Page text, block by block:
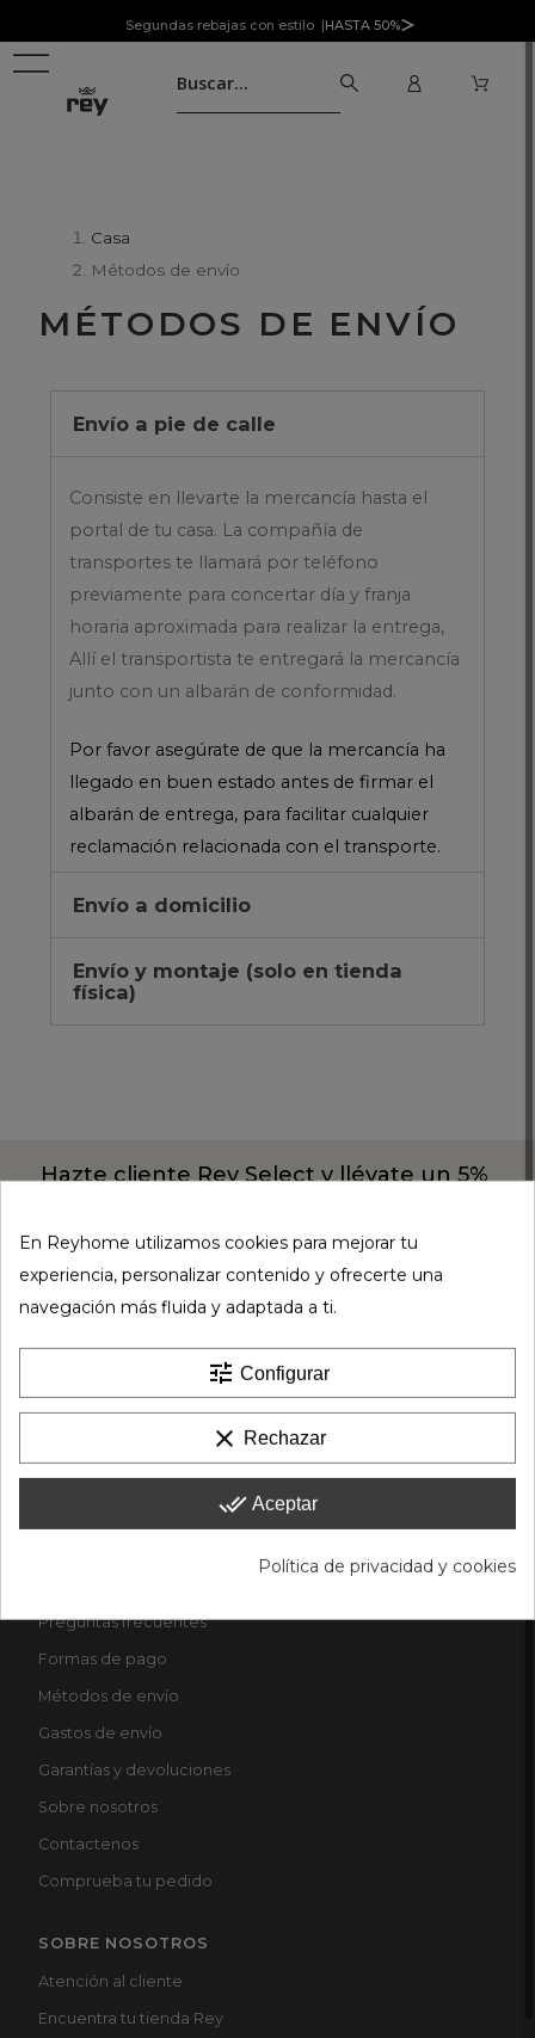
Segundas rebajas con estilo |HASTA 50%
Casa
Métodos de envío
MÉTODOS DE ENVÍO
Envío a pie de calle
Consiste en llevarte la mercancía hasta el
portal de tu casa. La compañía de
transportes te llamará por teléfono
previamente para concertar día y franja
horaria aproximada para realizar la entrega,
Allí el transportista te entregará la mercancía
junto con un albarán de conformidad.
Por favor asegúrate de que la mercancía ha
llegado en buen estado antes de firmar el
albarán de entrega, para facilitar cualquier
reclamación relacionada con el transporte.
Envío a domicilio
Envío y montaje (solo en tienda
física)
Hazte cliente Rey Select y llévate un 5%
Descubre aquí todas las ventajas de los clientes
Rey Select
UNIRME
Preguntas frecuentes
Formas de pago
Métodos de envío
Gastos de envío
Garantías y devoluciones
Sobre nosotros
Contactenos
Comprueba tu pedido
SOBRE NOSOTROS
Atención al cliente
Encuentra tu tienda Rey
En Reyhome utilizamos cookies para mejorar tu
experiencia, personalizar contenido y ofrecerte una
navegación más fluida y adaptada a ti.
tune Configurar
clear Rechazar
done_all Aceptar
Política de privacidad y cookies